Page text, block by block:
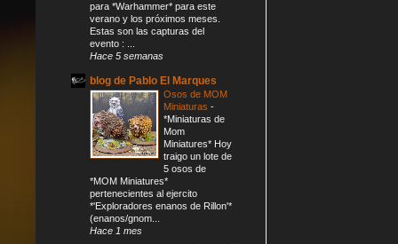
para *Warhammer* para este
verano y los próximos meses.
Estas son las capturas del
evento : ...
Hace 5 semanas
blog de Pablo El Marques
Osos de MOM
Miniaturas -
*Miniaturas de
Mom
Miniatures* Hoy
traigo un lote de
5 osos de
*MOM Miniatures*
pertenecientes al ejercito
*'Exploradores enanos de Rillon'*
(enanos/gnom...
Hace 1 mes